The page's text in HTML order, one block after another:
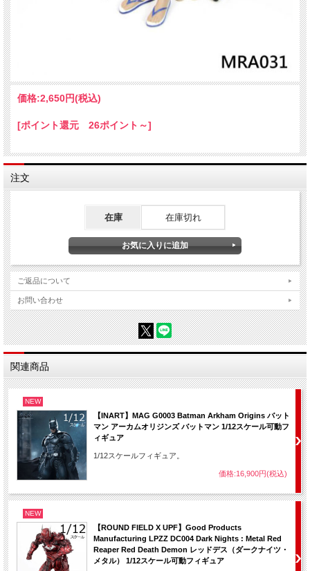
価格:2,650円(税込)
[ポイント還元 26ポイント～]
注文
在庫 在庫切れ
ご返品について
お問い合わせ
関連商品
NEW
【INART】MAG G0003 Batman Arkham Origins バット
マン アーカムオリジンズ バットマン 1/12スケール可動フ
ィギュア
1/12スケールフィギュア。
価格:16,900円(税込)
NEW
【ROUND FIELD X UPF】Good Products
Manufacturing LPZZ DC004 Dark Nights : Metal Red
Reaper Red Death Demon レッドデス（ダークナイツ・
メタル） 1/12スケール可動フィギュア